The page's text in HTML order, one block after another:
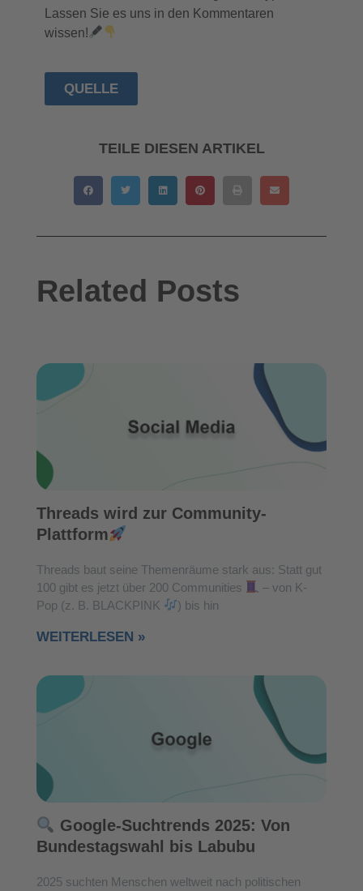
Lassen Sie es uns in den Kommentaren
wissen!
QUELLE
TEILE DIESEN ARTIKEL
Related Posts
Threads wird zur Community-
Plattform
Threads baut seine Themenräume stark aus: Statt gut
100 gibt es jetzt über 200 Communities
– von K-
Pop (z. B. BLACKPINK
) bis hin
WEITERLESEN »
Google-Suchtrends 2025: Von
Bundestagswahl bis Labubu
2025 suchten Menschen weltweit nach politischen